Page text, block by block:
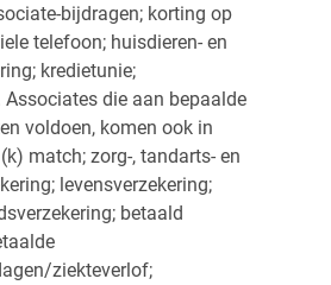
bijdragen; korting op
telefoon; huisdieren- en
kredietunie;
die aan bepaalde
voldoen, komen ook in
match; zorg-, tandarts- en
levensverzekering;
betaald
ziekteverlof;